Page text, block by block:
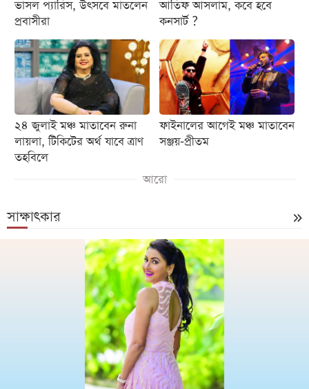
ভাসল প্যারিস, উৎসবে মাতলেন
প্রবাসীরা
আতিফ আসলাম, কবে হবে
কনসার্ট ?
২৪ জুলাই মঞ্চ মাতাবেন রুনা
লায়লা, টিকিটের অর্থ যাবে ত্রাণ
তহবিলে
ফাইনালের আগেই মঞ্চ মাতাবেন
সঞ্জয়-প্রীতম
আরো
সাক্ষাৎকার